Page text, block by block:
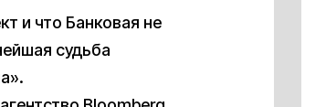
и что Банковая не
судьба